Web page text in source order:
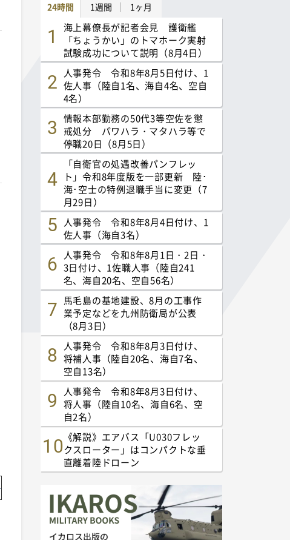
24時間 1週間 1ヶ月
海上幕僚長が記者会見 護衛艦
「ちょうかい」のトマホーク実射
試験成功について説明（8月4日）
人事発令 令和8年8月5日付け、1
佐人事（陸自1名、海自4名、空自
4名）
情報本部勤務の50代3等空佐を懲
戒処分 パワハラ・マタハラ等で
停職20日（8月5日）
「自衛官の処遇改善パンフレッ
ト」令和8年度版を一部更新 陸･
海･空士の特例退職手当に変更（7
月29日）
人事発令 令和8年8月4日付け、1
佐人事（海自3名）
人事発令 令和8年8月1日・2日・
3日付け、1佐職人事（陸自241
名、海自20名、空自56名）
馬毛島の基地建設、8月の工事作
業予定などを九州防衛局が公表
（8月3日）
人事発令 令和8年8月3日付け、
将補人事（陸自20名、海自7名、
空自13名）
人事発令 令和8年8月3日付け、
将人事（陸自10名、海自6名、空
自2名）
《解説》エアバス「U030フレッ
クスローター」はコンパクトな垂
直離着陸ドローン